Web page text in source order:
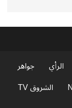
الرأي
جواهر
الشروق TV